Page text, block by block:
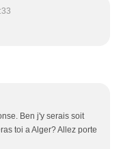
Ben j'y serais soit
toi a Alger? Allez porte